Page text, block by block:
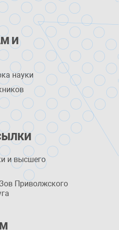
И
науки
и высшего
Приволжского